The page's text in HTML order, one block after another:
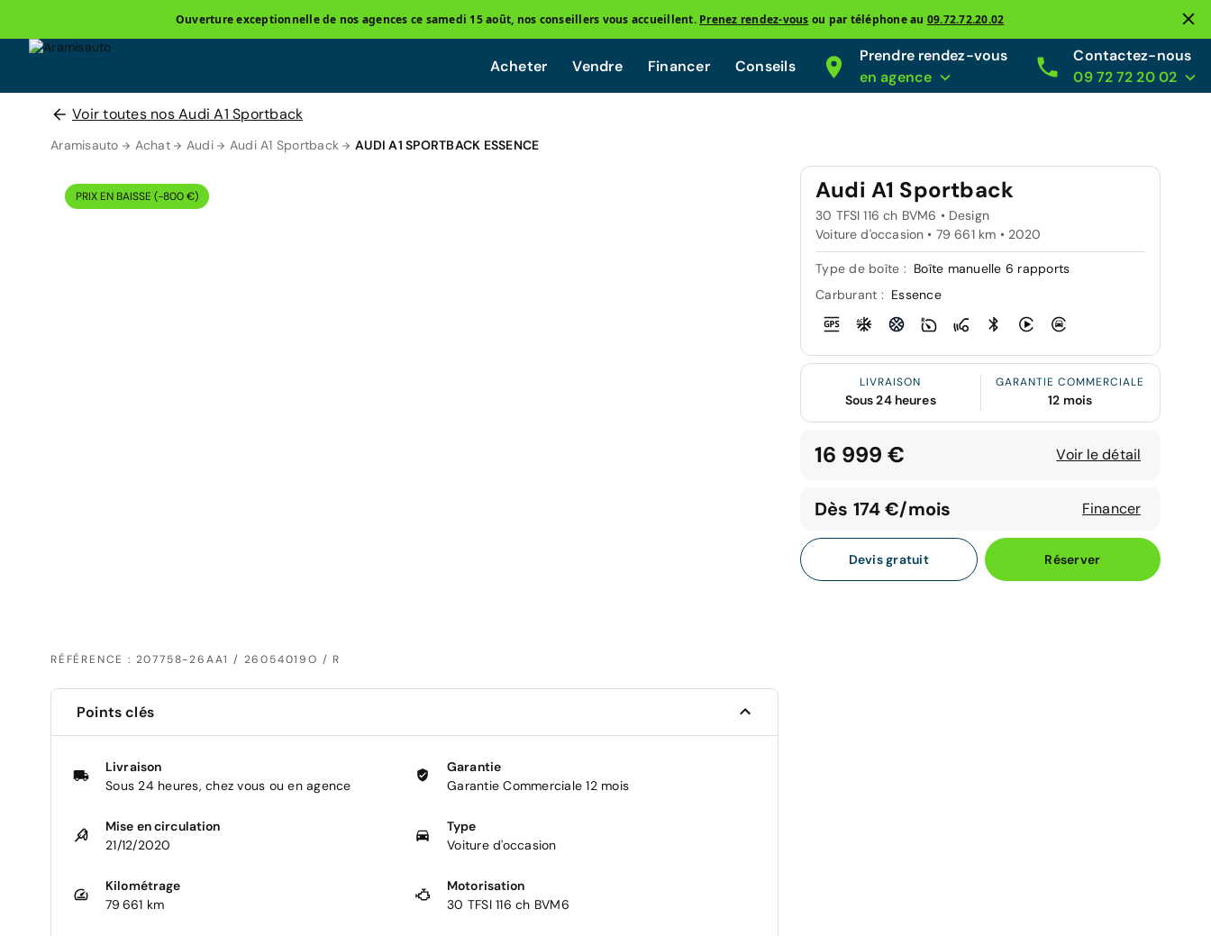
Ouverture exceptionnelle de nos agences ce samedi 15 août, nos conseillers vous accueillent. Prenez rendez-vous ou par téléphone au 09.72.72.20.02
Acheter Vendre Financer Conseils
Prendre rendez-vous
en agence
Contactez-nous
09 72 72 20 02
Voir toutes nos Audi A1 Sportback
Aramisauto Achat Audi Audi A1 Sportback AUDI A1 SPORTBACK ESSENCE
PRIX EN BAISSE (-800 €)
RÉFÉRENCE : 207758-26AA1 / 26054019O / R
Audi A1 Sportback
30 TFSI 116 ch BVM6 • Design
Voiture d'occasion • 79 661 km • 2020
Type de boîte : Boîte manuelle 6 rapports
Carburant : Essence
LIVRAISON
Sous 24 heures
GARANTIE COMMERCIALE
12 mois
16 999 € Voir le détail
Dès 174 €/mois Financer
Devis gratuit Réserver
Points clés
Livraison
Sous 24 heures, chez vous ou en agence
Garantie
Garantie Commerciale 12 mois
Mise en circulation
21/12/2020
Type
Voiture d'occasion
Kilométrage
79 661 km
Motorisation
30 TFSI 116 ch BVM6